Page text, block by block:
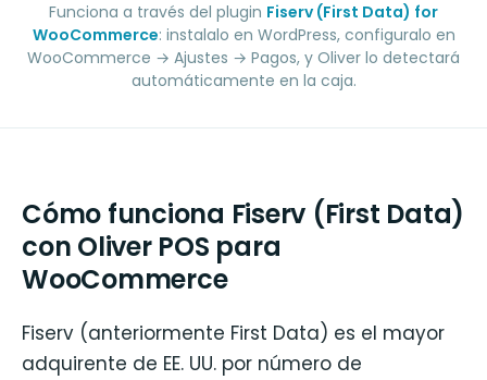
Funciona a través del plugin Fiserv (First Data) for
WooCommerce: instalalo en WordPress, configuralo en
WooCommerce → Ajustes → Pagos, y Oliver lo detectará
automáticamente en la caja.
Cómo funciona Fiserv (First Data)
con Oliver POS para
WooCommerce
Fiserv (anteriormente First Data) es el mayor
adquirente de EE. UU. por número de